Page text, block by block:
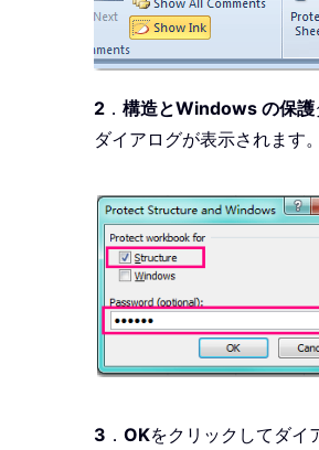
2 ． 構造とWindows の保護
ダイアログが表示されます
3 ． OKをクリックしてダイ